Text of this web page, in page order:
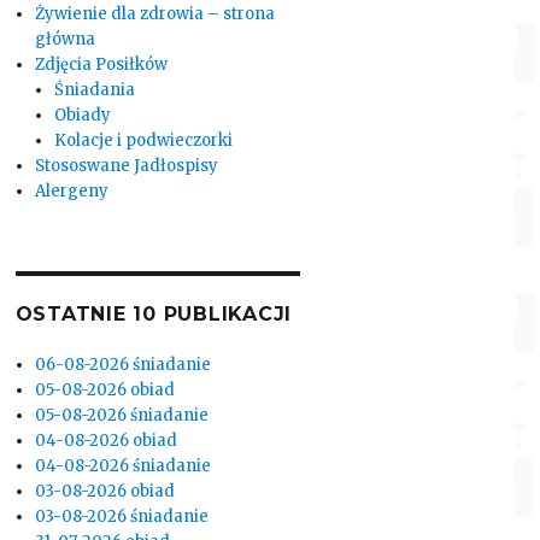
Żywienie dla zdrowia – strona
główna
Zdjęcia Posiłków
Śniadania
Obiady
Kolacje i podwieczorki
Stososwane Jadłospisy
Alergeny
OSTATNIE 10 PUBLIKACJI
06-08-2026 śniadanie
05-08-2026 obiad
05-08-2026 śniadanie
04-08-2026 obiad
04-08-2026 śniadanie
03-08-2026 obiad
03-08-2026 śniadanie